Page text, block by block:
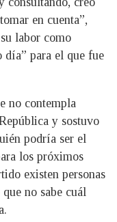
en cuenta”,
labor como
día” para el que fue
no contempla
y sostuvo
podría ser el
los próximos
existen personas
no sabe cuál